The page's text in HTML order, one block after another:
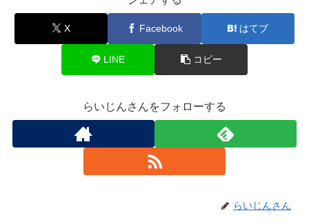
X Facebook はてブ
LINE コピー
らいじんさんをフォローする
らいじんさん